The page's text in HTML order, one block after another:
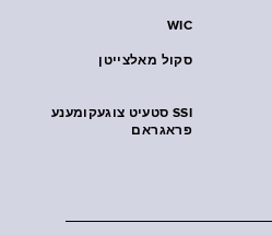
WIC
סקול מאלצייטן
SSI סטעיט צוגעקומענע
פראגראם